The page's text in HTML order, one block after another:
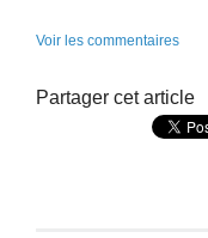
Voir les commentaires
Partager cet article